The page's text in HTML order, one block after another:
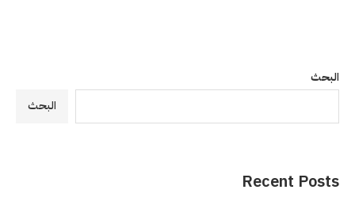
البحث
البحث
Recent Posts